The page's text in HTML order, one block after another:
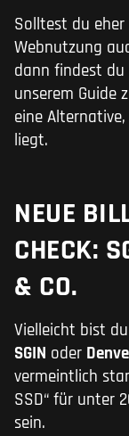
Solltest du eher
Webnutzung
dann findest du
unserem Guide
eine
liegt.
NEUE
CHECK:
& CO.
Vielleicht bist
SGIN oder
vermeintlich
SSD“ für unter
sein.